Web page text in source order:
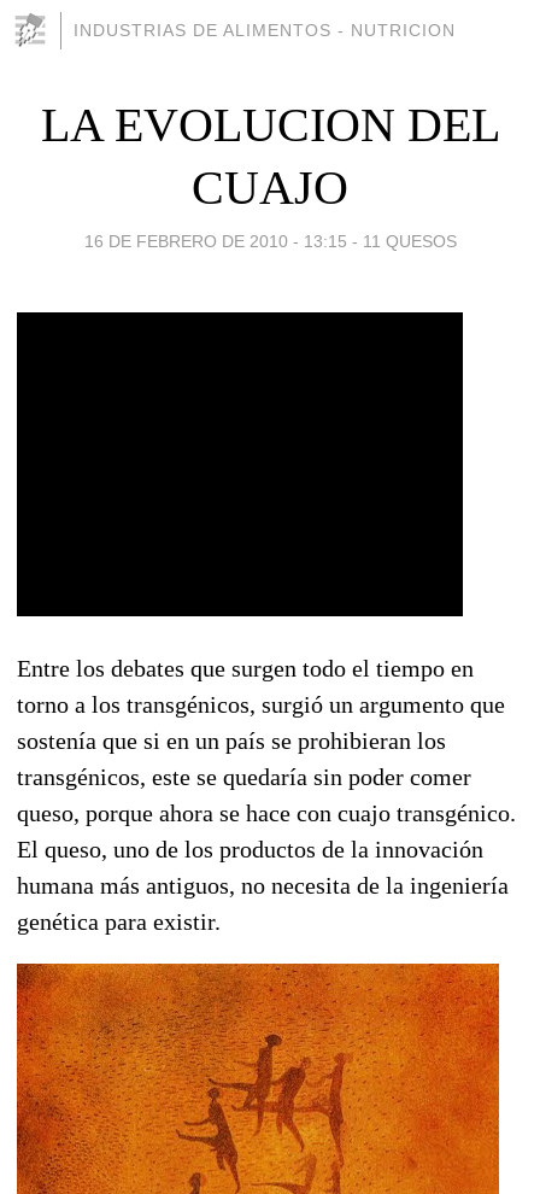
INDUSTRIAS DE ALIMENTOS - NUTRICION
LA EVOLUCION DEL
CUAJO
16 DE FEBRERO DE 2010 - 13:15 - 11 QUESOS
Entre los debates que surgen todo el tiempo en
torno a los transgénicos, surgió un argumento que
sostenía que si en un país se prohibieran los
transgénicos, este se quedaría sin poder comer
queso, porque ahora se hace con cuajo transgénico.
El queso, uno de los productos de la innovación
humana más antiguos, no necesita de la ingeniería
genética para existir.